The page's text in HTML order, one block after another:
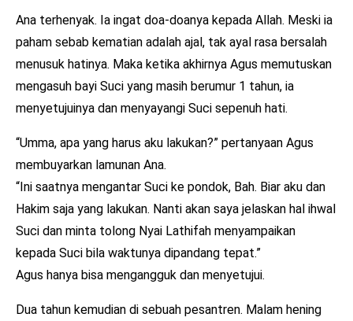
Ana terhenyak. Ia ingat doa-doanya kepada Allah. Meski ia
paham sebab kematian adalah ajal, tak ayal rasa bersalah
menusuk hatinya. Maka ketika akhirnya Agus memutuskan
mengasuh bayi Suci yang masih berumur 1 tahun, ia
menyetujuinya dan menyayangi Suci sepenuh hati.
“Umma, apa yang harus aku lakukan?” pertanyaan Agus
membuyarkan lamunan Ana.
“Ini saatnya mengantar Suci ke pondok, Bah. Biar aku dan
Hakim saja yang lakukan. Nanti akan saya jelaskan hal ihwal
Suci dan minta tolong Nyai Lathifah menyampaikan
kepada Suci bila waktunya dipandang tepat.”
Agus hanya bisa mengangguk dan menyetujui.
Dua tahun kemudian di sebuah pesantren. Malam hening